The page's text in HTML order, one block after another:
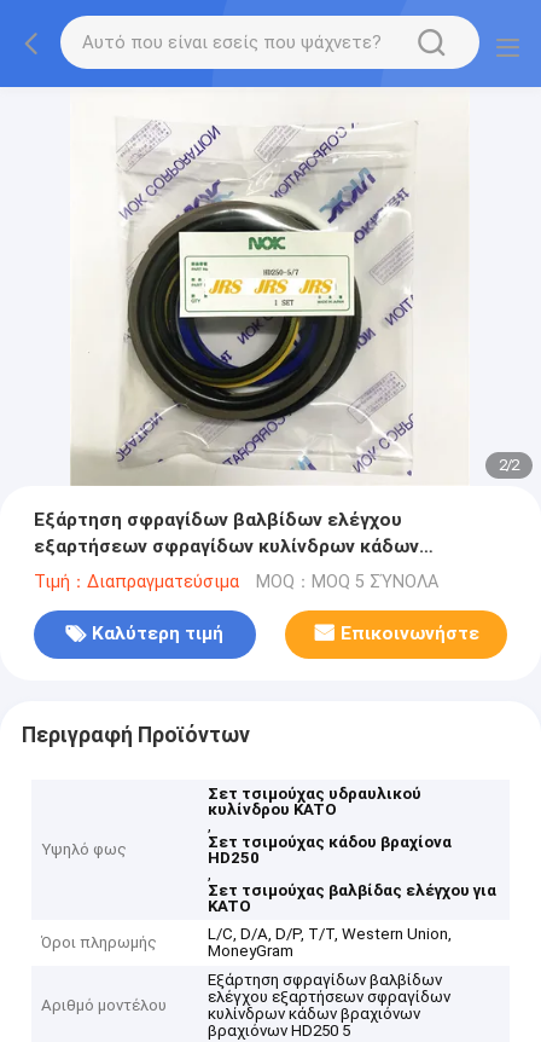
2/2
Εξάρτηση σφραγίδων βαλβίδων ελέγχου
εξαρτήσεων σφραγίδων κυλίνδρων κάδων
βραχιόνων βραχιόνων HD250 5/7 ΓΙΑ τη KATO
Τιμή：Διαπραγματεύσιμα MOQ：MOQ 5 ΣΎΝΟΛΑ
Καλύτερη τιμή Επικοινωνήστε
Περιγραφή Προϊόντων
Υψηλό φως
Σετ τσιμούχας υδραυλικού
κυλίνδρου KATO
,
Σετ τσιμούχας κάδου βραχίονα
HD250
,
Σετ τσιμούχας βαλβίδας ελέγχου για
KATO
Όροι πληρωμής
L/C, D/A, D/P, T/T, Western Union,
MoneyGram
Αριθμό μοντέλου
Εξάρτηση σφραγίδων βαλβίδων
ελέγχου εξαρτήσεων σφραγίδων
κυλίνδρων κάδων βραχιόνων
βραχιόνων HD250 5